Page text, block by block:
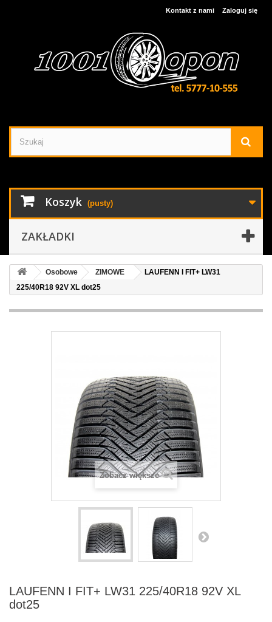
Zaloguj się
Kontakt z nami
Koszyk (pusty)
ZAKŁADKI
Osobowe ZIMOWE
LAUFENN I FIT+ LW31
225/40R18 92V XL dot25
Zobacz większe
LAUFENN I FIT+ LW31 225/40R18 92V XL
dot25